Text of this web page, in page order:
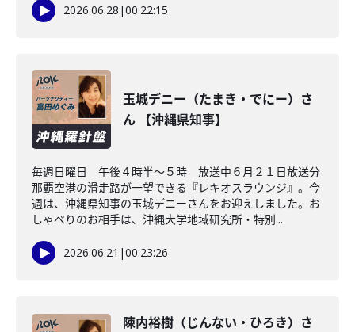
2026.06.28 |00:22:15
玉城デニー（たまき・でにー）さ
ん 【沖縄県知事】
毎週日曜日 午後４時半～５時 放送中６月２１日放送分
那覇空港の滑走路が一望できる『レキオスラウンジ』。今
週は、沖縄県知事の玉城デニーさんをお迎えしました。お
しゃべりのお相手は、沖縄大学地域研究所・特別...
2026.06.21 |00:23:26
陳内裕樹（じんない・ひろき）さ